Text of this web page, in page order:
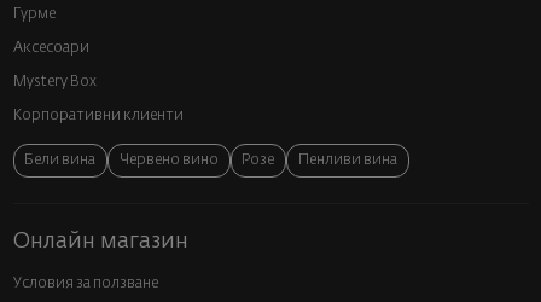
Гурме
Аксесоари
Mystery Box
Корпоративни клиенти
Бели вина Червено вино Розе Пенливи вина
Онлайн магазин
Условия за ползване